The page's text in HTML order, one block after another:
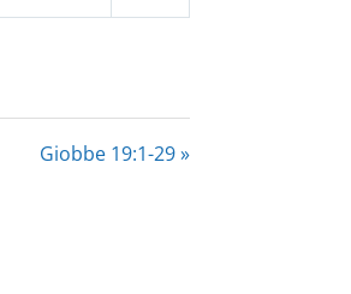
Settings
Giobbe 19:1-29 »